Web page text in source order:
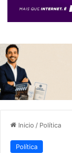
Inicio / Política
Política